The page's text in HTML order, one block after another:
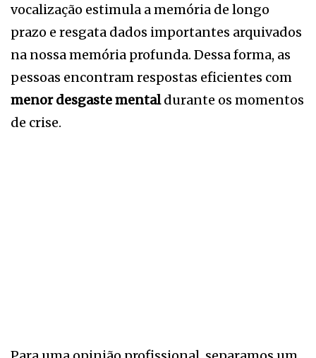
vocalização estimula a memória de longo
prazo e resgata dados importantes arquivados
na nossa memória profunda. Dessa forma, as
pessoas encontram respostas eficientes com
menor desgaste mentaldurante os momentos
de crise.